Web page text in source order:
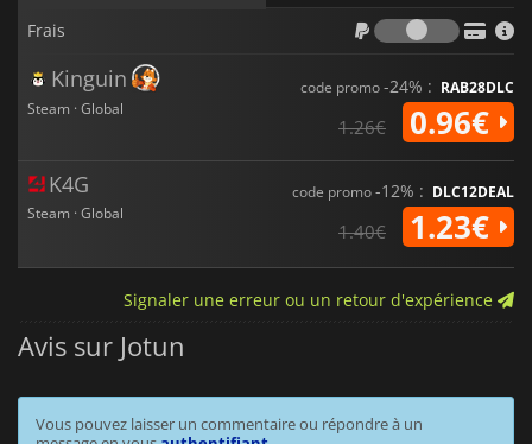
Frais
Frais
Kinguin
Steam · Global
code promo-24% : RAB28DLC
1.26€ 0.96€
K4G
Steam · Global
code promo-12% : DLC12DEAL
1.40€ 1.23€
Signaler une erreur ou un retour d'expérience
Avis sur Jotun
Vous pouvez laisser un commentaire ou répondre à un